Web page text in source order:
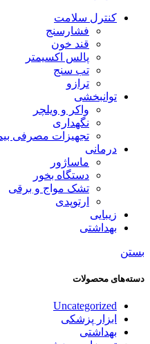
کنترل سلامت
فشارسنج
قند خون
پالس اکسیمتر
تب سنج
ترازو
توانبخشی
واکر و ویلچر
نگهداری
تجهیزات مصرفی
درمانی
ماساژور
دستگاه بخور
تشک مواج و برقی
ارتوپدی
زیبایی
بهداشتی
بستن
دسته‌های محصولات
Uncategorized
ابزار پزشکی
بهداشتی